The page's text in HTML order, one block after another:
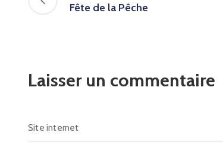
Fête de la Pêche
Laisser un commentaire